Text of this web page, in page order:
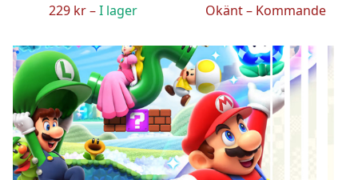
229 kr –I lager Okänt – Kommande